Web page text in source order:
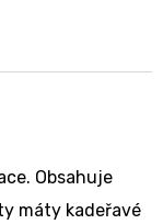
Obsahuje
máty kadeřavé